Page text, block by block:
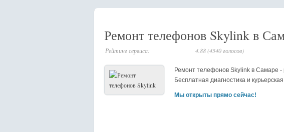
Ремонт телефонов Skylink в
Рейтинг сервиса: 4.88 (4540 голосов)
Ремонт телефонов Skylink в Самаре -
Бесплатная диагностика и
Мы открыты прямо сейчас!